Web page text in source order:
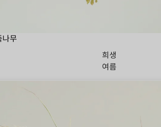
나무
희생
여름